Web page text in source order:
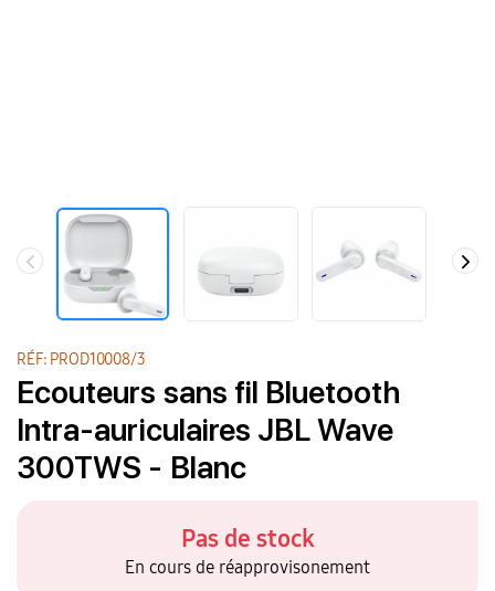
RÉF: PROD10008/3
Ecouteurs sans fil Bluetooth
Intra-auriculaires JBL Wave
300TWS - Blanc
Pas de stock
En cours de réapprovisonement